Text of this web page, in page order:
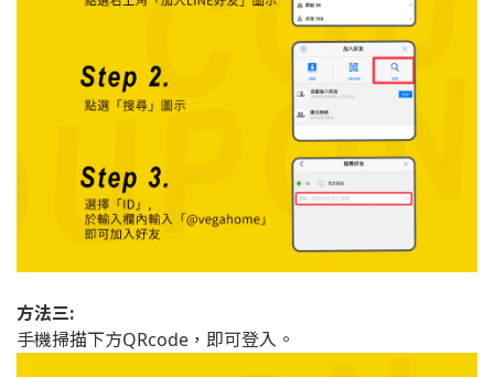
方法三:
手機掃描下方QRcode ，即可登入。